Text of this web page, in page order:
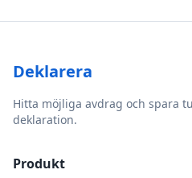
Deklarera
Hitta möjliga avdrag och spara
deklaration.
Produkt